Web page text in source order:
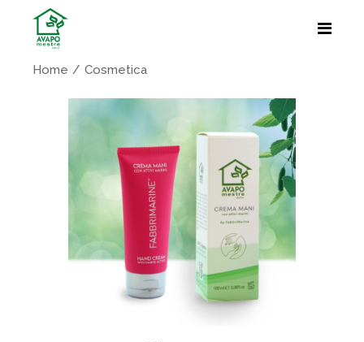
Home Cosmetica